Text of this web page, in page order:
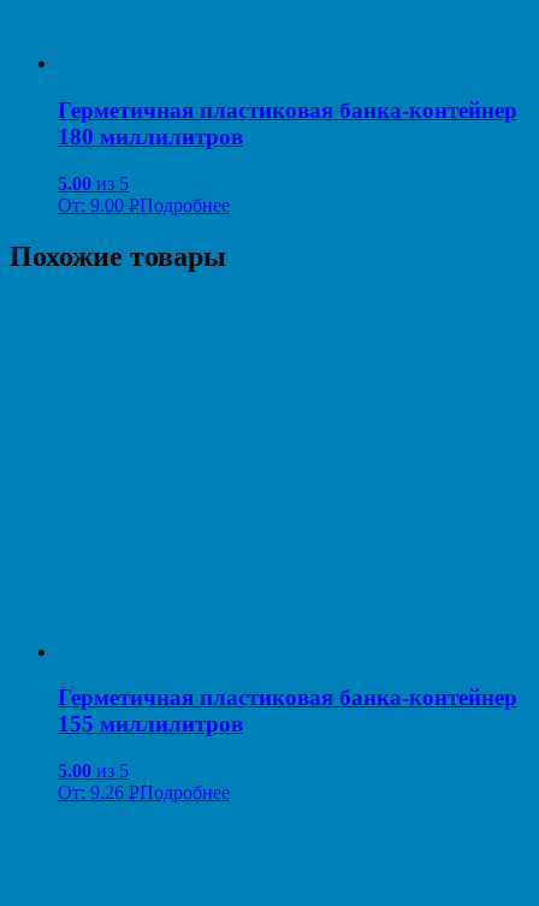
Герметичная пластиковая банка-контейнер
180 миллилитров
5.00 из 5
От: 9.00 РПодробнее
Похожие товары
Герметичная пластиковая банка-контейнер
155 миллилитров
5.00 из 5
От: 9.26 РПодробнее